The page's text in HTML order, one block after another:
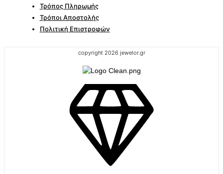
Τρόπος Πληρωμής
Τρόποι Αποστολής
Πολιτική Επιστροφών
copyright 2026 jewelor.gr